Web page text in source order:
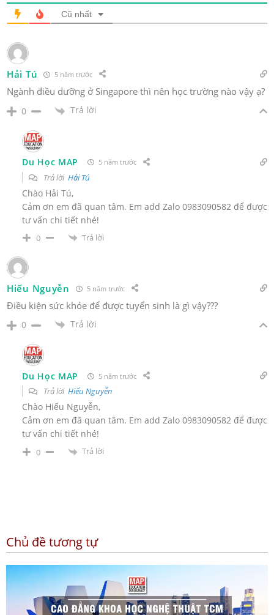
Cũ nhất
Hải Tú 5 năm trước
Ngành điều dưỡng ở Singapore thì nên học trường nào vậy ạ?
0 Trả lời
Du Học MAP 5 năm trước
Trả lời Hải Tú
Chào Hải Tú,
Cảm ơn em đã quan tâm. Em add Zalo 0983090582 để được
tư vấn chi tiết nhé!
0 Trả lời
Hiếu Nguyễn 5 năm trước
Điều kiện sức khỏe để được tuyển sinh là gì vậy???
0 Trả lời
Du Học MAP 5 năm trước
Trả lời Hiếu Nguyễn
Chào Hiếu Nguyễn,
Cảm ơn em đã quan tâm. Em add Zalo 0983090582 để được
tư vấn chi tiết nhé!
0 Trả lời
Chủ đề tương tự